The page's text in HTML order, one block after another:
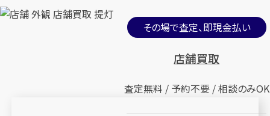
その場で査定、即現金払い
店舗買取
査定無料 / 予約不要 / 相談のみOK